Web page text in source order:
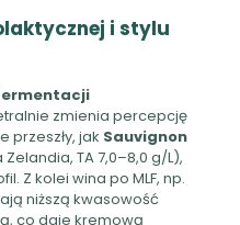
i stylu
zmienia percepcję
przeszły, jak Sauvignon
TA 7,0–8,0 g/L),
Z kolei wina po MLF, np.
niższą kwasowość
co daje kremową